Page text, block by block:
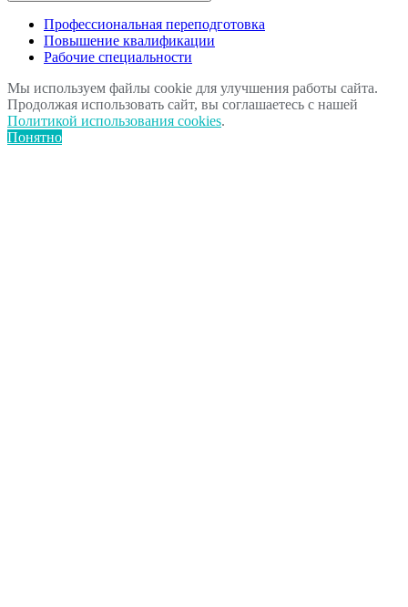
Профессиональная переподготовка
Повышение квалификации
Рабочие специальности
Мы используем файлы cookie для улучшения работы сайта.
Продолжая использовать сайт, вы соглашаетесь с нашей
Политикой использования cookies.
Понятно